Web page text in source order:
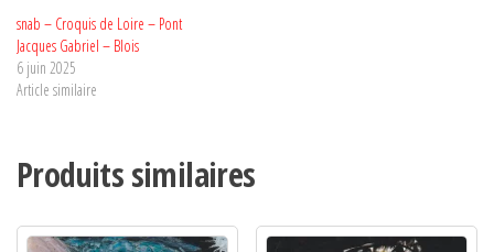
snab – Croquis de Loire – Pont
Jacques Gabriel – Blois
6 juin 2025
Article similaire
Produits similaires